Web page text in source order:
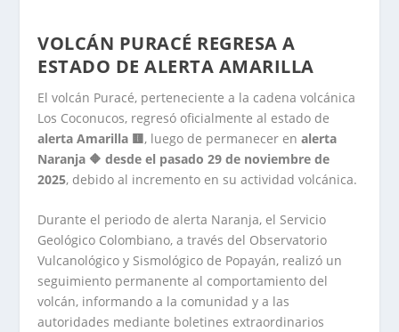
VOLCÁN PURACÉ REGRESA A
ESTADO DE ALERTA AMARILLA
El volcán Puracé, perteneciente a la cadena volcánica
Los Coconucos, regresó oficialmente al estado de
alerta Amarilla 🟨, luego de permanecer enalerta
Naranja 🔶 desde el pasado 29 de noviembre de
2025, debido al incremento en su actividad volcánica.
Durante el periodo de alerta Naranja, el Servicio
Geológico Colombiano, a través del Observatorio
Vulcanológico y Sismológico de Popayán, realizó un
seguimiento permanente al comportamiento del
volcán, informando a la comunidad y a las
autoridades mediante boletines extraordinarios